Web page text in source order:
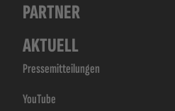
PARTNER
AKTUELL
Presse­mitteilungen
YouTube